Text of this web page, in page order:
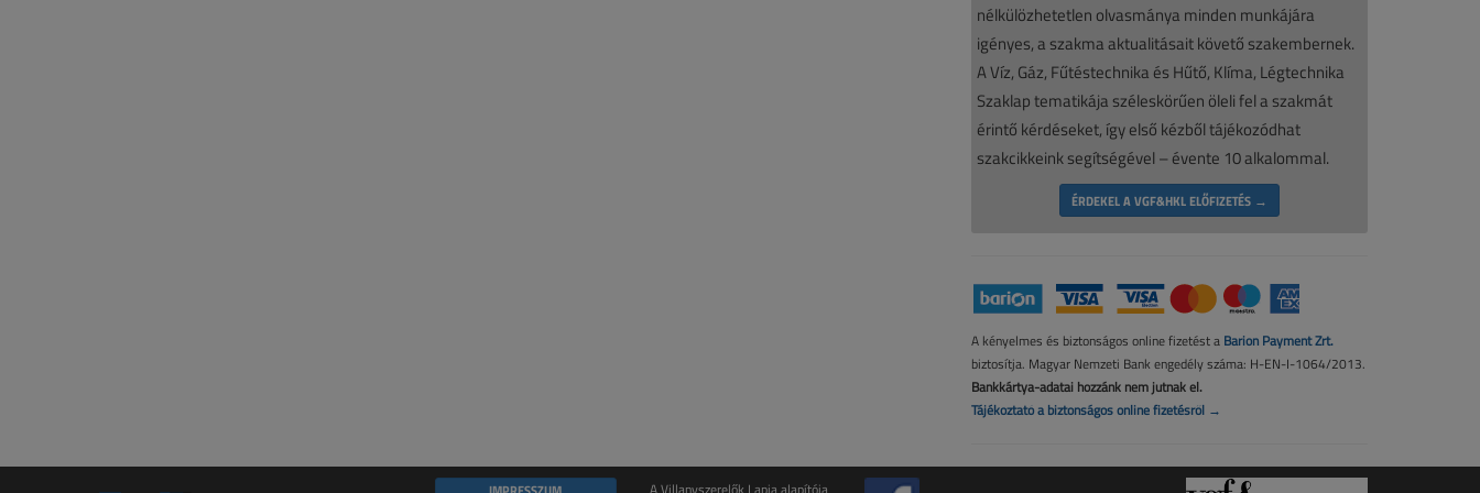
nélkülözhetetlen olvasmánya minden munkájára
igényes, a szakma aktualitásait követő szakembernek.
A Víz, Gáz, Fűtéstechnika és Hűtő, Klíma, Légtechnika
Szaklap tematikája széleskörűen öleli fel a szakmát
érintő kérdéseket, így első kézből tájékozódhat
szakcikkeink segítségével – évente 10 alkalommal.
ÉRDEKEL A VGF&HKL ELŐFIZETÉS →
A kényelmes és biztonságos online fizetést a Barion Payment Zrt.
biztosítja. Magyar Nemzeti Bank engedély száma: H-EN-I-1064/2013.
Bankkártya-adatai hozzánk nem jutnak el.
Tájékoztató a biztonságos online fizetésről →
A Villanyszerelők Lapja alapítója